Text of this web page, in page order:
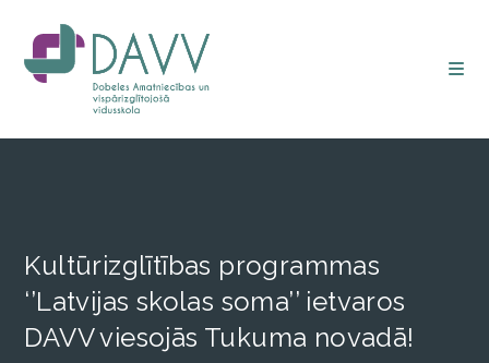
Kultūrizglītības programmas
‘’Latvijas skolas soma’’ ietvaros
DAVV viesojās Tukuma novadā!